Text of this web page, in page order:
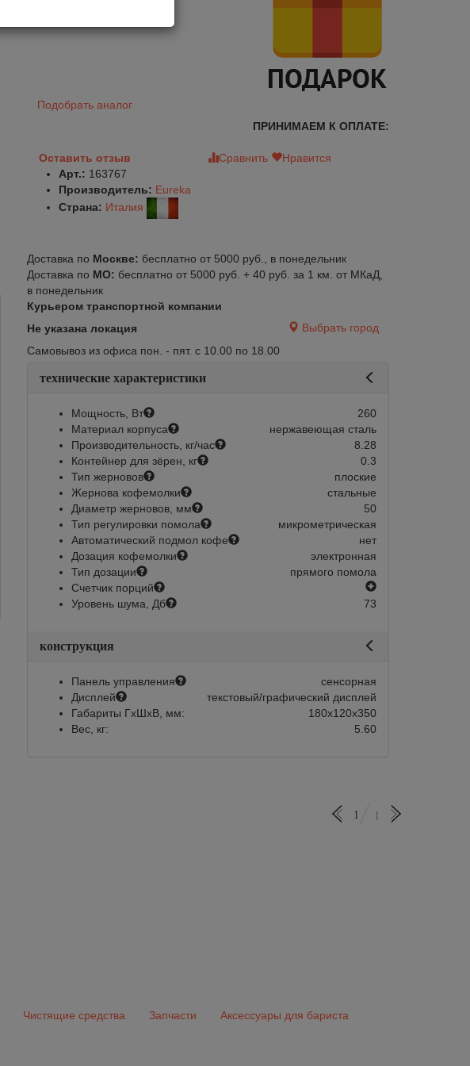
Сравнить Нравится
204659
Склад 1-2 дня:
в наличии
Кофемолка Helios 85 PRO B White
Диаметр жерновов, мм
Дозация кофемолки
Арт.:204418
Кофемолка Mignon Specialita
Terracotta
Диаметр жерновов, мм
Подобрать аналог
ПРИНИМАЕМ К ОПЛАТЕ:
Оставить отзыв Сравнить
Нравится
Арт.: 163767
Производитель: Eureka
Страна: Италия
Доставка по Москве: бесплатно от 5000 руб., в понедельник
Доставка по МО: бесплатно от 5000 руб. + 40 руб. за 1 км. от МКаД,
в понедельник
Курьером транспортной компании
Не указана локация
Выбрать город
Самовывоз из офиса пон. - пят. с 10.00 по 18.00
технические характеристики
Мощность, Вт
260
Материал корпуса
нержавеющая сталь
Производительность, кг/час
8.28
Контейнер для зёрен, кг
0.3
Тип жерновов
плоские
Жернова кофемолки
стальные
Диаметр жерновов, мм
50
Тип регулировки помола
микрометрическая
Автоматический подмол кофе
нет
Дозация кофемолки
электронная
Тип дозации
прямого помола
Счетчик порций
есть
Уровень шума, Дб
73
конструкция
Панель управления
сенсорная
Дисплей
текстовый/графический дисплей
Габариты ГхШхВ, мм:
180х120х350
Вес, кг:
5.60
1 1
Чистящие средства Запчасти Аксессуары для бариста